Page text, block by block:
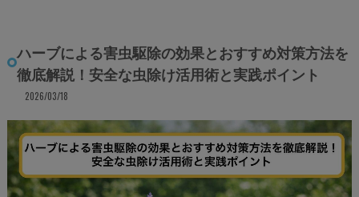
ハーブによる害虫駆除の効果とおすすめ対策方法を
徹底解説！安全な虫除け活用術と実践ポイント
2026/03/18